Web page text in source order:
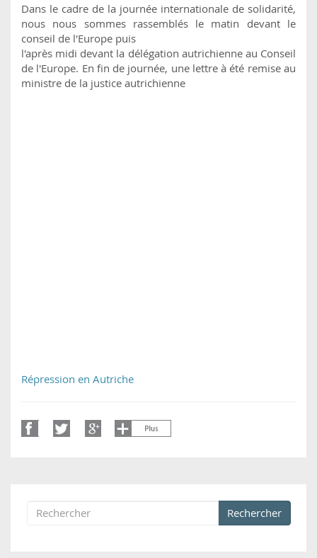
Dans le cadre de la journée internationale de solidarité,
nous nous sommes rassemblés le matin devant le
conseil de l'Europe puis
l'après midi devant la délégation autrichienne au Conseil
de l'Europe. En fin de journée, une lettre à été remise au
ministre de la justice autrichienne
Répression en Autriche
Formulaire de recherche
Rechercher